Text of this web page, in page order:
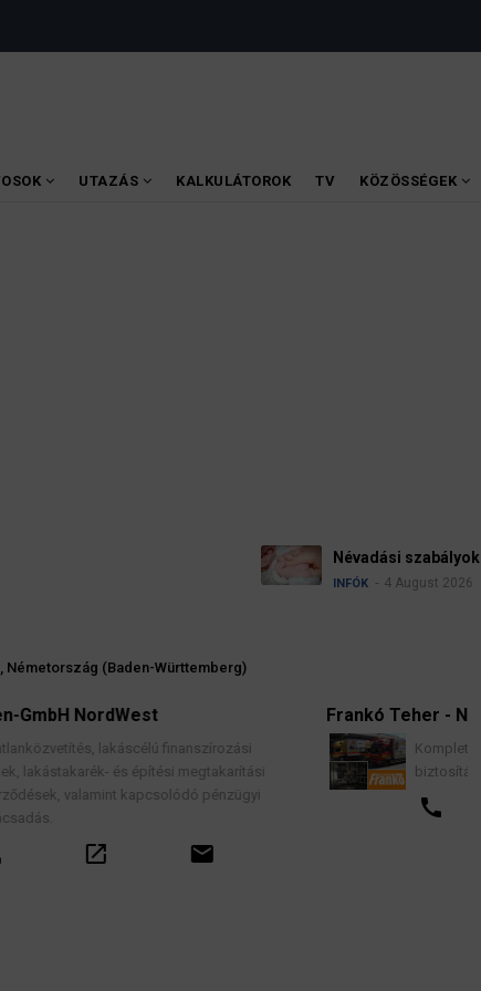
UTAZÁS KALKULÁTOROK TV KÖZÖSSÉGEK
Névadási szabályok Németországban
(Baden-Württemberg)
Frankó Teher - Nemzetközi Költöztetés
Komplett lakások professzionális költöztetése
biztosítással, teljes garancia vállalással.
call